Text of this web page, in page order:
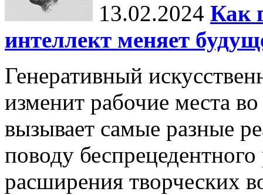
13.02.2024 Как
интеллект меняет
Генеративный
изменит рабочие места
вызывает самые разные
поводу
расширения творческих